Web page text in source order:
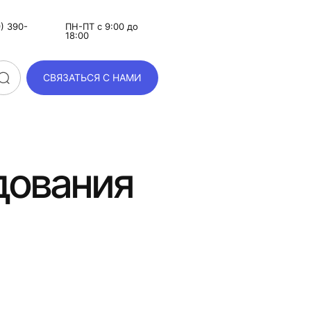
390-
ПН-ПТ с 9:00 до
18:00
СВЯЗАТЬСЯ С НАМИ